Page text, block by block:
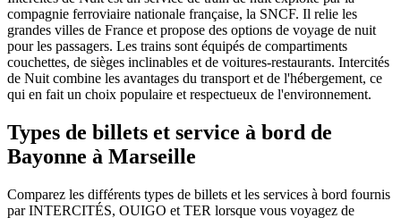
compagnie ferroviaire nationale française, la SNCF. Il relie les
grandes villes de France et propose des options de voyage de nuit
pour les passagers. Les trains sont équipés de compartiments
couchettes, de sièges inclinables et de voitures-restaurants. Intercités
de Nuit combine les avantages du transport et de l'hébergement, ce
qui en fait un choix populaire et respectueux de l'environnement.
Types de billets et service à bord de
Bayonne à Marseille
Comparez les différents types de billets et les services à bord fournis
par INTERCITÉS, OUIGO et TER lorsque vous voyagez de